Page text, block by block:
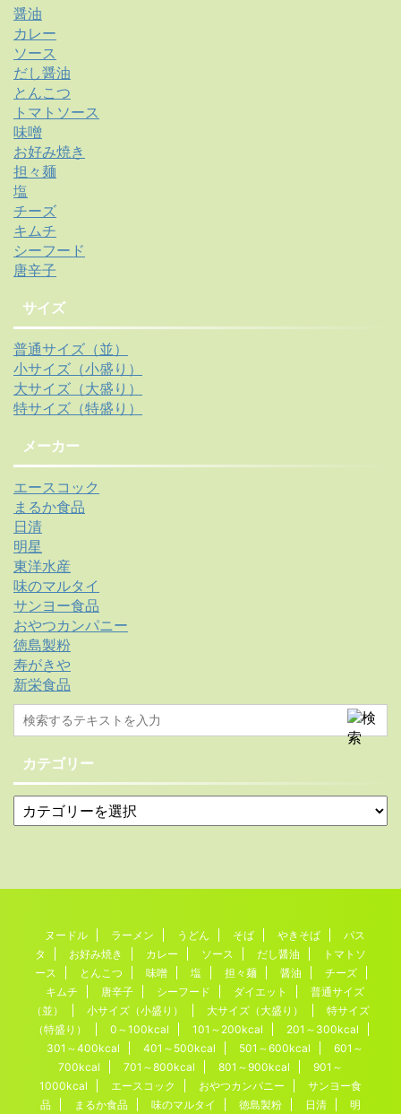
醤油
カレー
ソース
だし醤油
とんこつ
トマトソース
味噌
お好み焼き
担々麺
塩
チーズ
キムチ
シーフード
唐辛子
サイズ
普通サイズ（並）
小サイズ（小盛り）
大サイズ（大盛り）
特サイズ（特盛り）
メーカー
エースコック
まるか食品
日清
明星
東洋水産
味のマルタイ
サンヨー食品
おやつカンパニー
徳島製粉
寿がきや
新栄食品
カテゴリー
ヌードル ラーメン うどん そば やきそば
パス
タ
お好み焼き カレー ソース だし醤油
トマトソ
ース
とんこつ 味噌 塩 担々麺 醤油
チーズ
キムチ
唐辛子 シーフード ダイエット
普通サイズ
（並）
小サイズ（小盛り） 大サイズ（大盛り）
特サイズ
（特盛り）
0～100kcal 101～200kcal
201～300kcal
301～400kcal
401～500kcal 501～600kcal
601～
700kcal
701～800kcal 801～900kcal
901～
1000kcal
エースコック おやつカンパニー
サンヨー食
品
まるか食品 味のマルタイ 徳島製粉 日清 明